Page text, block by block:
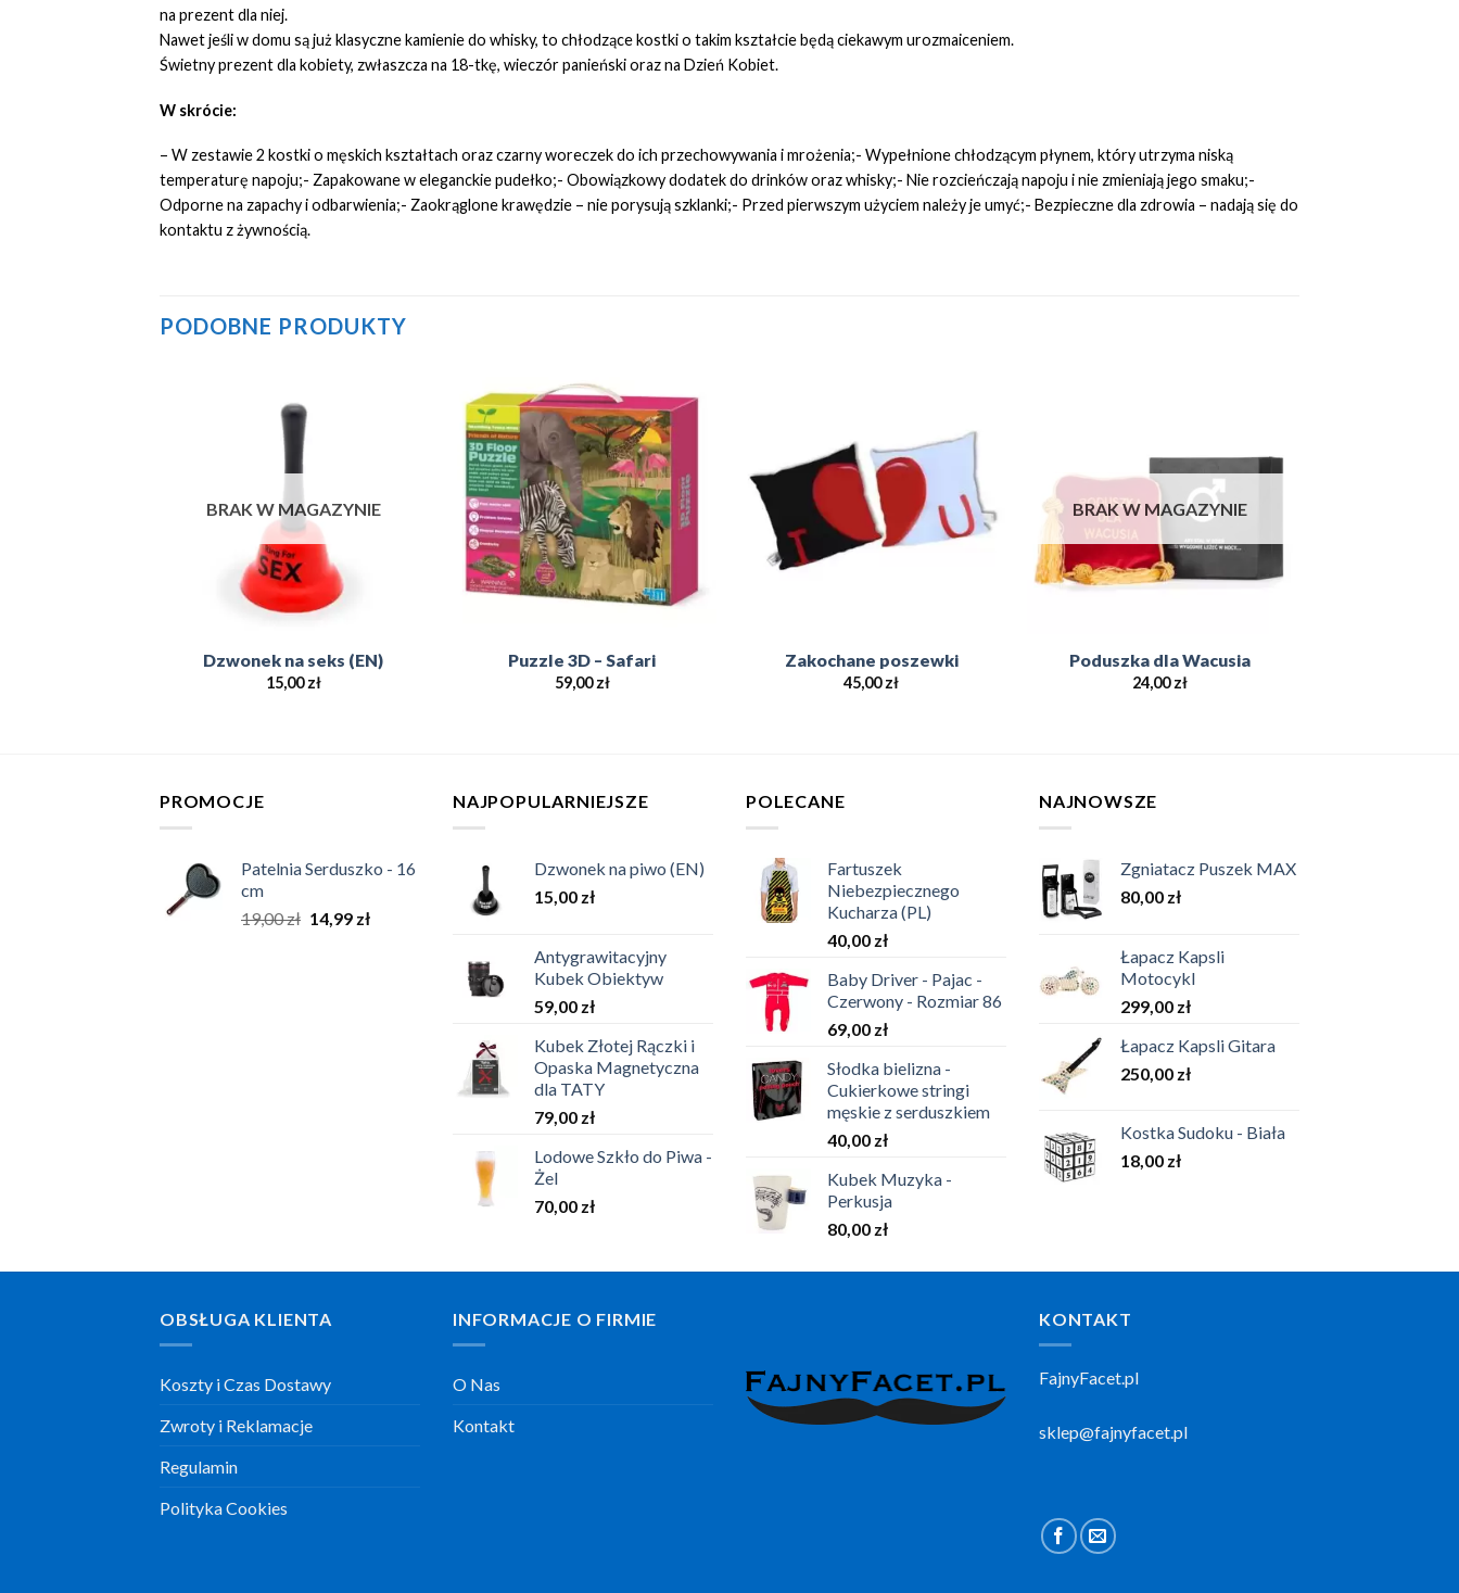
na prezent dla niej.
Nawet jeśli w domu są już klasyczne kamienie do whisky, to chłodzące kostki o takim kształcie będą ciekawym urozmaiceniem.
Świetny prezent dla kobiety, zwłaszcza na 18-tkę, wieczór panieński oraz na Dzień Kobiet.
W skrócie:
– W zestawie 2 kostki o męskich kształtach oraz czarny woreczek do ich przechowywania i mrożenia;- Wypełnione chłodzącym płynem, który utrzyma niską
temperaturę napoju;- Zapakowane w eleganckie pudełko;- Obowiązkowy dodatek do drinków oraz whisky;- Nie rozcieńczają napoju i nie zmieniają jego smaku;-
Odporne na zapachy i odbarwienia;- Zaokrąglone krawędzie – nie porysują szklanki;- Przed pierwszym użyciem należy je umyć;- Bezpieczne dla zdrowia – nadają się do
kontaktu z żywnością.
PODOBNE PRODUKTY
BRAK W MAGAZYNIE
Dzwonek na seks (EN)
15,00zł
Add to
Wishlist
Puzzle 3D – Safari
59,00zł
Wishlist
Zakochane poszewki
45,00zł
BRAK W MAGAZYNIE
Poduszka dla Wacusia
24,00zł
PROMOCJE
Patelnia Serduszko - 16
cm
19,00zł 14,99 zł
NAJPOPULARNIEJSZE
Dzwonek na piwo (EN)
15,00 zł
Antygrawitacyjny
Kubek Obiektyw
59,00 zł
Kubek Złotej Rączki i
Opaska Magnetyczna
dla TATY
79,00 zł
Lodowe Szkło do Piwa -
Żel
70,00 zł
POLECANE
Fartuszek
Niebezpiecznego
Kucharza (PL)
40,00 zł
Baby Driver - Pajac -
Czerwony - Rozmiar 86
69,00 zł
Słodka bielizna -
Cukierkowe stringi
męskie z serduszkiem
40,00 zł
Kubek Muzyka -
Perkusja
80,00 zł
NAJNOWSZE
Zgniatacz Puszek MAX
80,00 zł
Łapacz Kapsli
Motocykl
299,00 zł
Łapacz Kapsli Gitara
250,00 zł
Kostka Sudoku - Biała
18,00 zł
OBSŁUGA KLIENTA
Koszty i Czas Dostawy
Zwroty i Reklamacje
Regulamin
Polityka Cookies
INFORMACJE O FIRMIE
O Nas
Kontakt
KONTAKT
FajnyFacet.pl
sklep@fajnyfacet.pl